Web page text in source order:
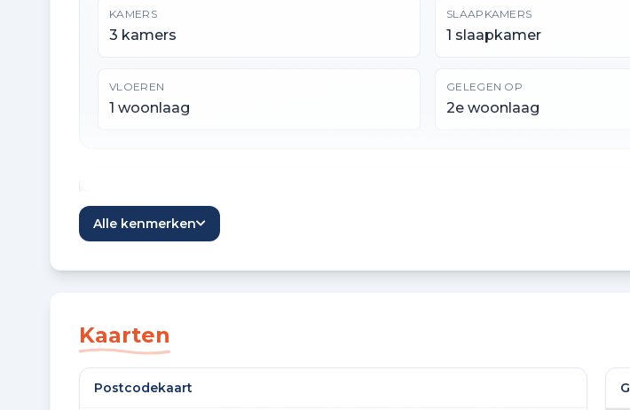
KAMERS
3 kamers
SLAAPKAMERS
1 slaapkamer
VLOEREN
1 woonlaag
GELEGEN OP
2e woonlaag
WOONOPPERVLAKTE
Bouw en energie
Alle kenmerken
Kaarten
Postcodekaart